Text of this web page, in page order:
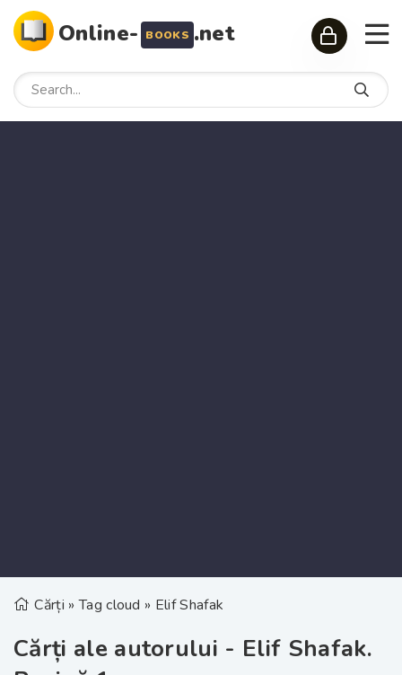
Online- BOOKS .net
Cărți »Tag cloud » Elif Shafak
Cărți ale autorului - Elif Shafak.